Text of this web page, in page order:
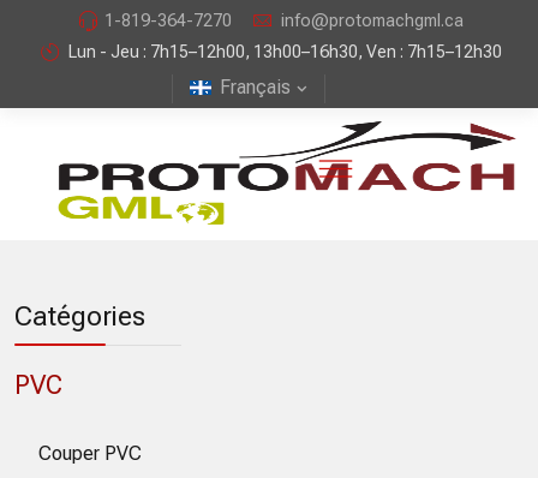
1-819-364-7270
info@protomachgml.ca
Lun - Jeu : 7h15–12h00, 13h00–16h30, Ven : 7h15–12h30
Français
Catégories
PVC
Couper PVC